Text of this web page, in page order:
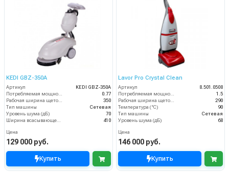
KEDI GBZ-350A
Артикул
KEDI GBZ-350A
Потребляемая мощность (кВт)
0.77
Рабочая ширина щеток (мм)
350
Тип машины
Сетевая
Уровень шума (дБ)
70
Ширина всасывающей балки (мм)
410
Цена
129 000 руб.
Купить
Lavor Pro Crystal Clean
Артикул
8.501.0508
Потребляемая мощность (кВт)
1.5
Рабочая ширина щеток (мм)
290
Температура (°C)
90
Тип машины
Сетевая
Уровень шума (дБ)
68
Цена
146 000 руб.
Купить